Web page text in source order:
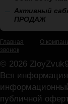
Активный
ПРОДАЖ
Главная О
звонок
© 2026
Вся
публичной